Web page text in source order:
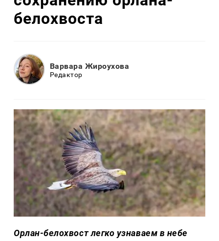
белохвоста
Варвара Жироухова
Редактор
Орлан-белохвост легко узнаваем в небе